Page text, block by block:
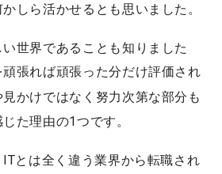
しら活かせるとも思いました。
世界であることも知りました
張れば頑張った分だけ評価され
かけではなく努力次第な部分も
た理由の1つです。
とは全く違う業界から転職され